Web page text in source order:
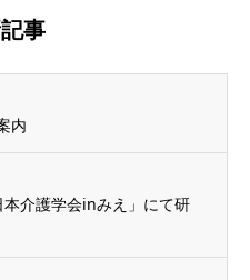
事
内
本介護学会inみえ」にて研